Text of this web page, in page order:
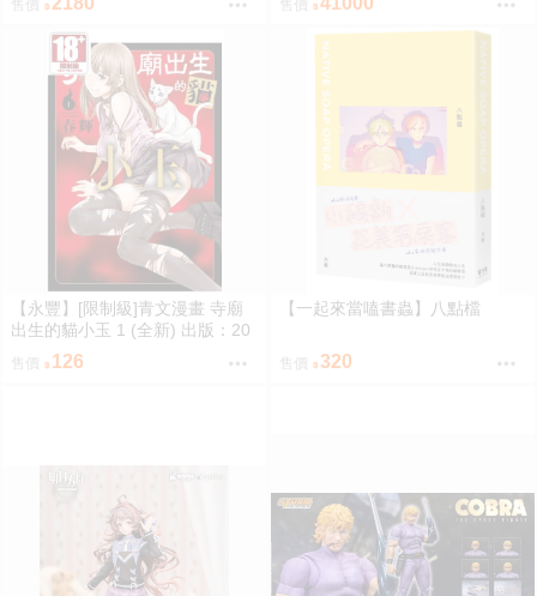
售價 售價
【永豐】[限制級]青文漫畫 寺廟
出生的貓小玉 1 (全新) 出版：20
售價 126
【一起來當嗑書蟲】八點檔
售價 320